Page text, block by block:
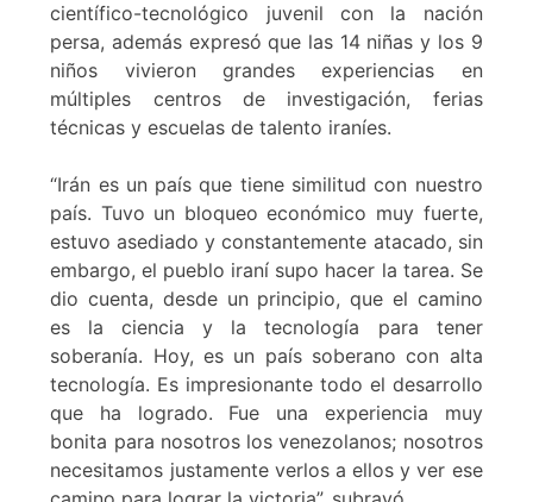
científico-tecnológico juvenil con la nación
persa, además expresó que las 14 niñas y los 9
niños vivieron grandes experiencias en
múltiples centros de investigación, ferias
técnicas y escuelas de talento iraníes.
“Irán es un país que tiene similitud con nuestro
país. Tuvo un bloqueo económico muy fuerte,
estuvo asediado y constantemente atacado, sin
embargo, el pueblo iraní supo hacer la tarea. Se
dio cuenta, desde un principio, que el camino
es la ciencia y la tecnología para tener
soberanía. Hoy, es un país soberano con alta
tecnología. Es impresionante todo el desarrollo
que ha logrado. Fue una experiencia muy
bonita para nosotros los venezolanos; nosotros
necesitamos justamente verlos a ellos y ver ese